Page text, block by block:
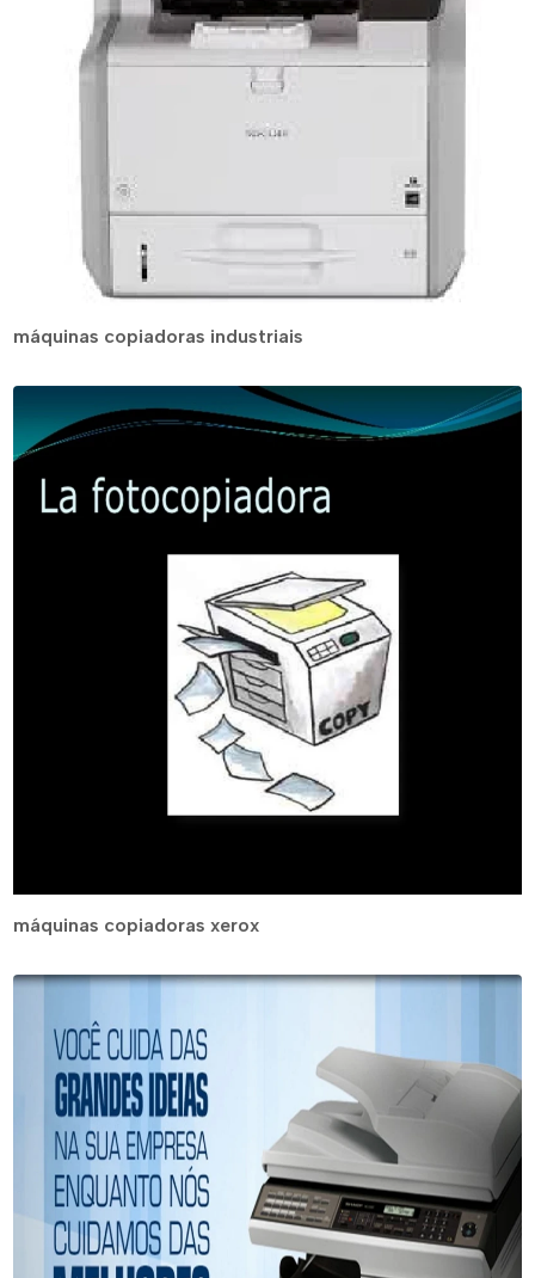
máquinas copiadoras industriais
máquinas copiadoras xerox